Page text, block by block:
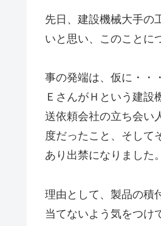
先日、建設機械大手の
いと思い、このことに
事の発端は、仮に・・
ＥさんがＨという建
送依頼会社の立ち会い
度だったこと、そして
あり出禁になりました。
理由として、製品の積
当てないよう気をつけ